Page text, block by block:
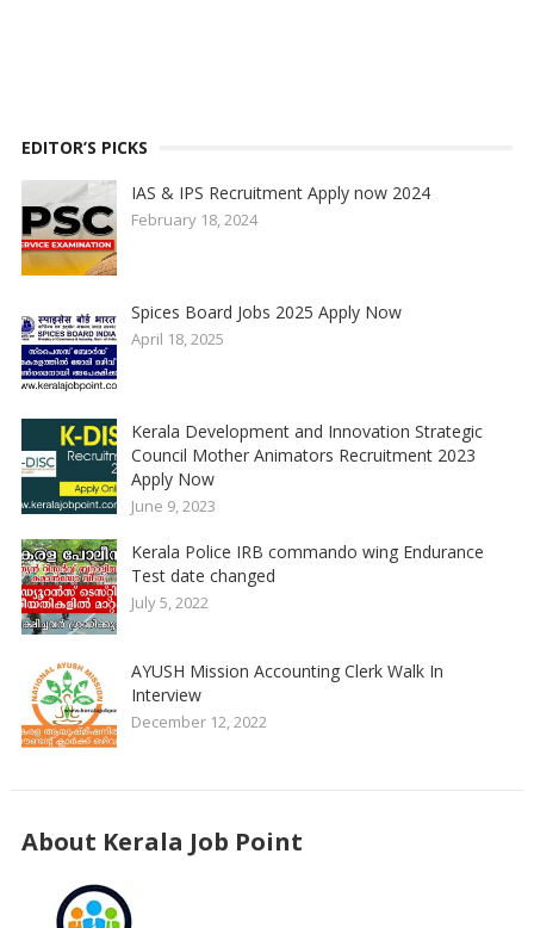
EDITOR’S PICKS
IAS & IPS Recruitment Apply now 2024
February 18, 2024
Spices Board Jobs 2025 Apply Now
April 18, 2025
Kerala Development and Innovation Strategic
Council Mother Animators Recruitment 2023
Apply Now
June 9, 2023
Kerala Police IRB commando wing Endurance
Test date changed
July 5, 2022
AYUSH Mission Accounting Clerk Walk In
Interview
December 12, 2022
About Kerala Job Point